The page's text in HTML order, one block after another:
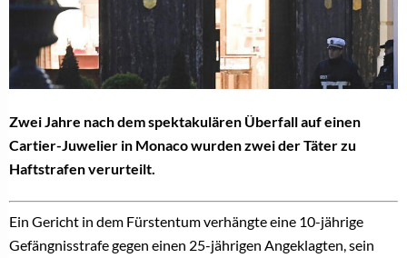
Zwei Jahre nach dem spektakulären Überfall auf einen
Cartier-Juwelier in Monaco wurden zwei der Täter zu
Haftstrafen verurteilt.
Ein Gericht in dem Fürstentum verhängte eine 10-jährige
Gefängnisstrafe gegen einen 25-jährigen Angeklagten, sein